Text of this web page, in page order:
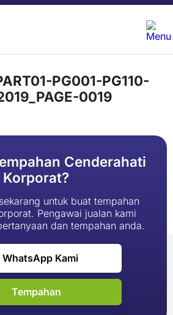
PG001-PG110-
0019
Cenderahati
Korporat?
untuk buat tempahan
Pengawai jualan kami
dan tempahan anda.
WhatsApp Kami
Tempahan